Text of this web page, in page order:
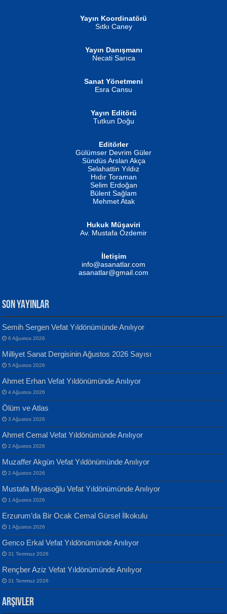
İSMAİL OKUTAN
Erkeklerin Kahrolması Ne Demektir
MUSTAFA KELOĞLU
Yarına İz Bırakmak...
ATİLLA ÖZEN
Sultan Olmadan Önce Eyüp...
EKREM KARABABA
Evvel Zaman Tanrıçası...
Yılmaz Ekinci
Geceye Söylenen...
Banu Sancak
Defterimden İçeri...
İsmail Aydos
İnkisar...
Yayın Koordinatörü
Sıtkı Caney
Yayın Danışmanı
Necati Sarıca
Sanat Yönetmeni
Esra Cansu
Yayın Editörü
Tutkun Doğu
Editörler
Gülümser Devrim Güler
Sündüs Arslan Akça
Selahattin Yıldız
Hıdır Toraman
Selim Erdoğan
Bülent Sağlam
Mehmet Atak
Hukuk Müşaviri
Av. Mustafa Özdemir
İletişim
info@asanatlar.com
asanatlar@gmail.com
SON YAYINLAR
Semih Sergen Vefat Yıldönümünde Anılıyor
6 Ağustos 2026
Milliyet Sanat Dergisinin Ağustos 2026 Sayısı
5 Ağustos 2026
Ahmet Erhan Vefat Yıldönümünde Anılıyor
4 Ağustos 2026
Ölüm ve Atlas
3 Ağustos 2026
Ahmet Cemal Vefat Yıldönümünde Anılıyor
2 Ağustos 2026
Muzaffer Akgün Vefat Yıldönümünde Anılıyor
2 Ağustos 2026
Mustafa Miyasoğlu Vefat Yıldönümünde Anılıyor
1 Ağustos 2026
Erzurum’da Bir Ocak Cemal Gürsel İlkokulu
1 Ağustos 2026
Genco Erkal Vefat Yıldönümünde Anılıyor
31 Temmuz 2026
Rençber Aziz Vefat Yıldönümünde Anılıyor
31 Temmuz 2026
Arşivler